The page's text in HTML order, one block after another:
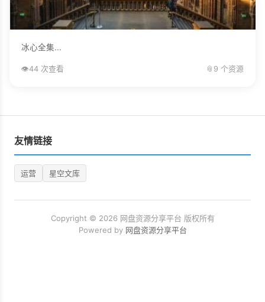
冰心全集...
👁️44 次查看 📎 9 个资源
友情链接
运营 星空文库
Copyright © 2026 网盘资源分享平台 版权所有
Powered by 网盘资源分享平台